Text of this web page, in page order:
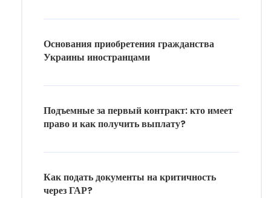
Основания приобретения гражданства
Украины иностранцами
Подъемные за первый контракт: кто имеет
право и как получить выплату?
Как подать документы на критичность
через ГАР?